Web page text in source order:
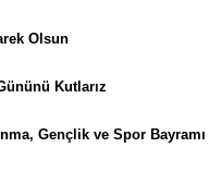
Olsun
Kutlarız
Gençlik ve Spor Bayramı